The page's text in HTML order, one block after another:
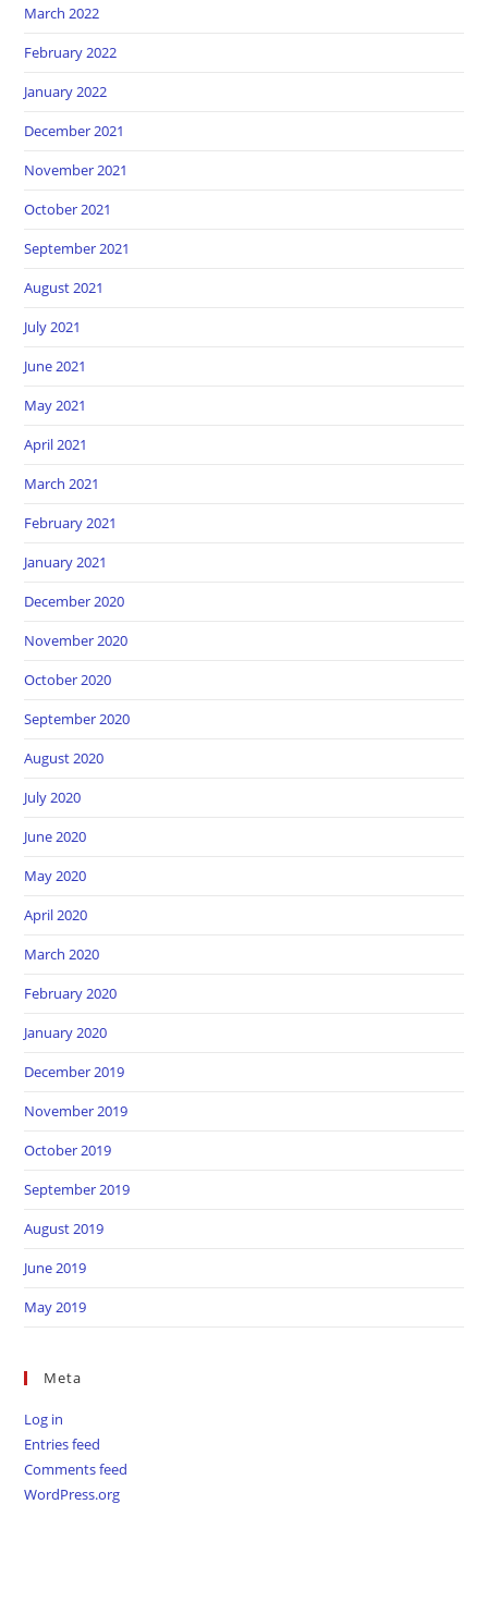
March 2022
February 2022
January 2022
December 2021
November 2021
October 2021
September 2021
August 2021
July 2021
June 2021
May 2021
April 2021
March 2021
February 2021
January 2021
December 2020
November 2020
October 2020
September 2020
August 2020
July 2020
June 2020
May 2020
April 2020
March 2020
February 2020
January 2020
December 2019
November 2019
October 2019
September 2019
August 2019
June 2019
May 2019
Meta
Log in
Entries feed
Comments feed
WordPress.org